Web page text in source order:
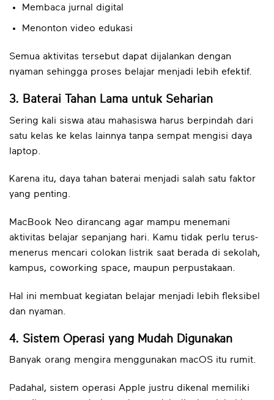
Membaca jurnal digital
Menonton video edukasi
Semua aktivitas tersebut dapat dijalankan dengan
nyaman sehingga proses belajar menjadi lebih efektif.
3. Baterai Tahan Lama untuk Seharian
Sering kali siswa atau mahasiswa harus berpindah dari
satu kelas ke kelas lainnya tanpa sempat mengisi daya
laptop.
Karena itu, daya tahan baterai menjadi salah satu faktor
yang penting.
MacBook Neo dirancang agar mampu menemani
aktivitas belajar sepanjang hari. Kamu tidak perlu terus-
menerus mencari colokan listrik saat berada di sekolah,
kampus, coworking space, maupun perpustakaan.
Hal ini membuat kegiatan belajar menjadi lebih fleksibel
dan nyaman.
4. Sistem Operasi yang Mudah Digunakan
Banyak orang mengira menggunakan macOS itu rumit.
Padahal, sistem operasi Apple justru dikenal memiliki